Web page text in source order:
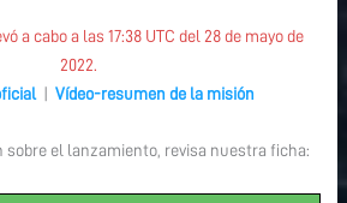
a cabo a las 17:38 UTC del 28 de mayo de
2022.
Vídeo-resumen de la misión
sobre el lanzamiento, revisa nuestra ficha: